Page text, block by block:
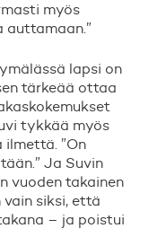
myös
auttamaan.”
lapsi on
tärkeää ottaa
tykkää myös
”On
Ja Suvin
vuoden takainen
siksi, että
– ja poistui